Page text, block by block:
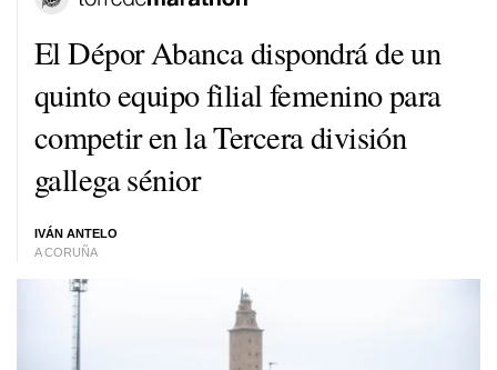
El Dépor Abanca dispondrá de un
quinto equipo filial femenino para
competir en la Tercera división
gallega sénior
IVÁN ANTELO
A CORUÑA